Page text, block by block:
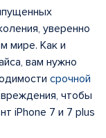
уверенно
мире. Как и
вам нужно
срочной
чтобы
iPhone 7 и 7 рlus